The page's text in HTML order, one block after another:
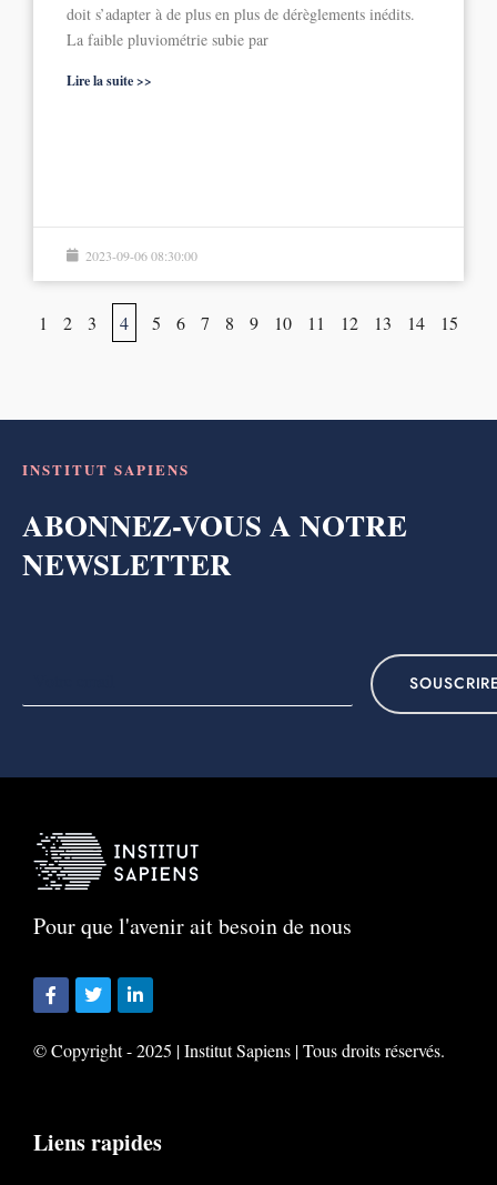
doit s’adapter à de plus en plus de dérèglements inédits.
La faible pluviométrie subie par
Lire la suite >>
2023-09-06 08:30:00
1 2 3 4 5 6 7 8 9 10 11 12 13 14 15
INSTITUT SAPIENS
ABONNEZ-VOUS A NOTRE
NEWSLETTER
Pour que l'avenir ait besoin de nous
© Copyright - 2025 | Institut Sapiens | Tous droits réservés.
Liens rapides